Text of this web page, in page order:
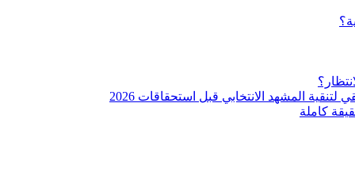
المشهد الانتخابي قبل استحقاقات 2026
كاملة